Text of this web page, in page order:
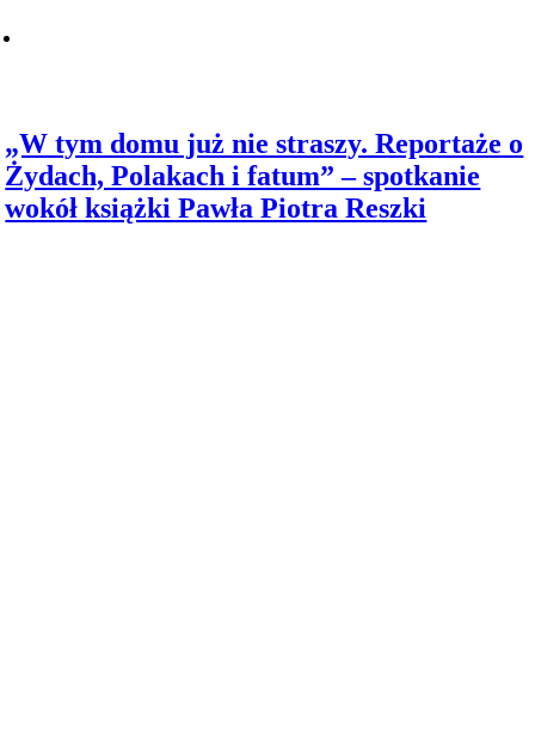
„W tym domu już nie straszy. Reportaże o
Żydach, Polakach i fatum” – spotkanie
wokół książki Pawła Piotra Reszki